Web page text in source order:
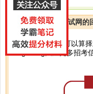
上海公务员考试网的
你好，还未就业可以算
shgkworg关注更多招考